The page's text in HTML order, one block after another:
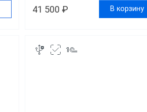
41 500 ₽ В корзину